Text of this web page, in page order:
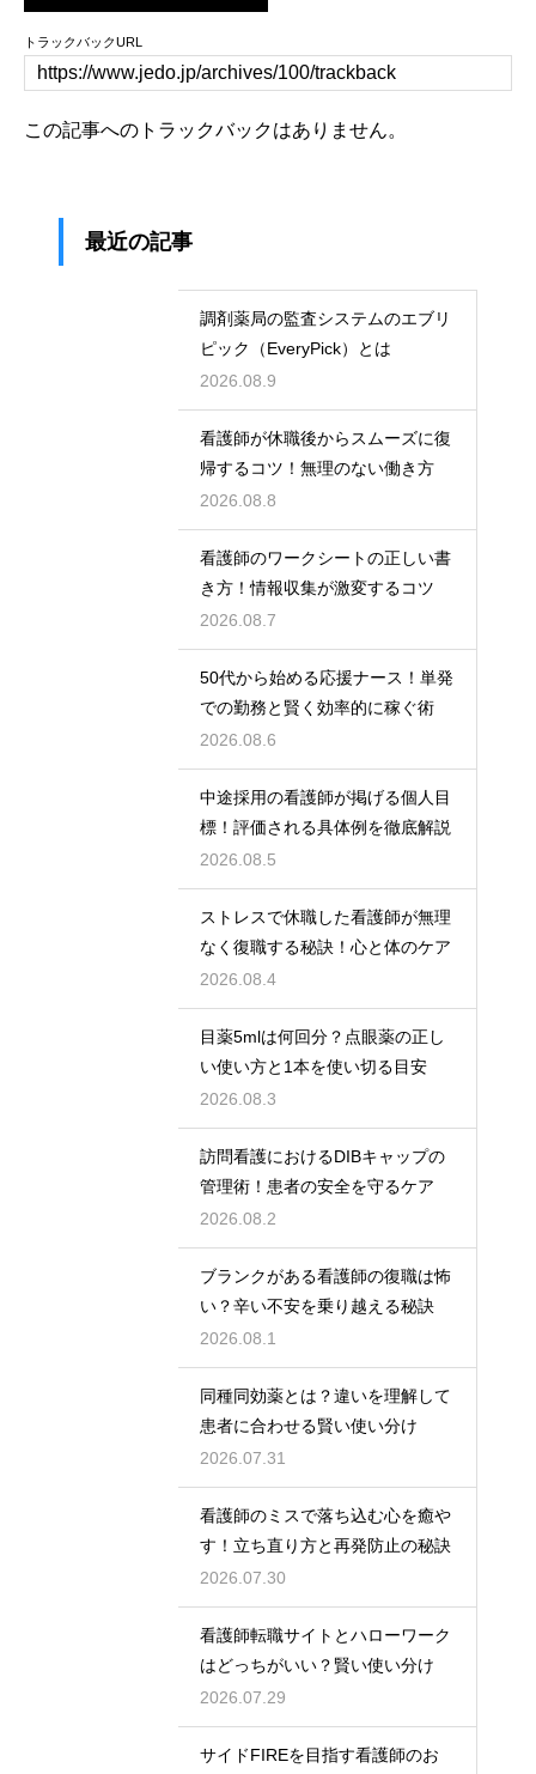
トラックバックURL
この記事へのトラックバックはありません。
最近の記事
調剤薬局の監査システムのエブリ
ピック（EveryPick）とは
2026.08.9
看護師が休職後からスムーズに復
帰するコツ！無理のない働き方
2026.08.8
看護師のワークシートの正しい書
き方！情報収集が激変するコツ
2026.08.7
50代から始める応援ナース！単発
での勤務と賢く効率的に稼ぐ術
2026.08.6
中途採用の看護師が掲げる個人目
標！評価される具体例を徹底解説
2026.08.5
ストレスで休職した看護師が無理
なく復職する秘訣！心と体のケア
2026.08.4
目薬5mlは何回分？点眼薬の正し
い使い方と1本を使い切る目安
2026.08.3
訪問看護におけるDIBキャップの
管理術！患者の安全を守るケア
2026.08.2
ブランクがある看護師の復職は怖
い？辛い不安を乗り越える秘訣
2026.08.1
同種同効薬とは？違いを理解して
患者に合わせる賢い使い分け
2026.07.31
看護師のミスで落ち込む心を癒や
す！立ち直り方と再発防止の秘訣
2026.07.30
看護師転職サイトとハローワーク
はどっちがいい？賢い使い分け
2026.07.29
サイドFIREを目指す看護師のお